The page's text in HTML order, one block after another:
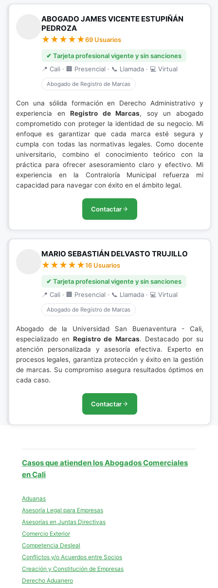
ABOGADO JAMES VICENTE ESTUPIÑÁN
PEDROZA
69 Usuarios
✔ Tarjeta profesional vigente y sin sanciones
📍 Cali · 🏢 Presencial · 📞 Llamada · 💻 Virtual
Abogado de Registro de Marcas
Con una sólida formación en Derecho Administrativo y
experiencia enRegistro de Marcas, soy un abogado
comprometido con proteger la identidad de su negocio. Mi
enfoque es garantizar que cada marca esté segura y
cumpla con todas las normativas legales. Como docente
universitario, combino el conocimiento teórico con la
práctica para ofrecer asesoramiento claro y efectivo. Mi
experiencia en la Contraloría Municipal refuerza mi
capacidad para navegar con éxito en el ámbito legal.
Contactar
MARIO SEBASTIÁN DELVASTO TRUJILLO
16 Usuarios
✔ Tarjeta profesional vigente y sin sanciones
📍 Cali · 🏢 Presencial · 📞 Llamada · 💻 Virtual
Abogado de Registro de Marcas
Abogado de la Universidad San Buenaventura - Cali,
especializado enRegistro de Marcas. Destacado por su
atención personalizada y asesoría efectiva. Experto en
procesos legales, garantiza protección y éxito en la gestión
de marcas. Su compromiso asegura resultados óptimos en
cada caso.
Contactar
Casos que atienden los Abogados Comerciales
en Cali
Aduanas
Asesoría Legal para Empresas
Asesorías en Juntas Directivas
Comercio Exterior
Competencia Desleal
Conflictos y/o Acuerdos entre Socios
Creación y Constitución de Empresas
Derecho Aduanero